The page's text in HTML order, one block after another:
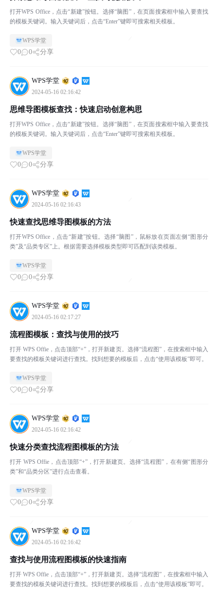
打开WPS Office，点击“新建”按钮。选择“脑图”，在页面搜索框中输入要查找
的模板关键词。输入关键词后，点击“Enter”键即可搜索相关模板。
WPS学堂
0 0 分享
WPS学堂
2024-05-16 02:16:42
思维导图模板查找：快速启动创意构思
打开WPS Office，点击“新建”按钮。选择“脑图”，在页面搜索框中输入要查找
的模板关键词。输入关键词后，点击“Enter”键即可搜索相关模板。
WPS学堂
0 0 分享
WPS学堂
2024-05-16 02:16:43
快速查找思维导图模板的方法
打开WPS Office，点击“新建”按钮。选择“脑图”，鼠标放在页面左侧“图形分
类”及“品类专区”上。根据需要选择模板类型即可匹配到该类模板。
WPS学堂
0 0 分享
WPS学堂
2024-05-16 02:17:27
流程图模板：查找与使用的技巧
打开 WPS Offie，点击顶部“+”，打开新建页。选择“流程图”，在搜索框中输入
要查找的模板关键词进行查找。找到想要的模板后，点击“使用该模板”即可。
WPS学堂
0 0 分享
WPS学堂
2024-05-16 02:16:42
快速分类查找流程图模板的方法
打开 WPS Offie，点击顶部“+”，打开新建页。选择“流程图”，在有侧“图形分
类”和“品类分区”进行点击查看。
WPS学堂
0 0 分享
WPS学堂
2024-05-16 02:16:42
查找与使用流程图模板的快速指南
打开 WPS Offie，点击顶部“+”，打开新建页。选择“流程图”，在搜索框中输入
要查找的模板关键词进行查找。找到想要的模板后，点击“使用该模板”即可。